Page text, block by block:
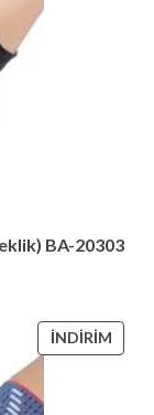
BA-20303
İNDIRIM
ÜRÜN